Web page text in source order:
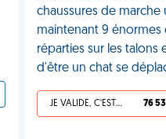
chaussures de marche
maintenant 9
réparties sur les talons
d'être un chat se
JE VALIDE, C'EST UNE VDM 76